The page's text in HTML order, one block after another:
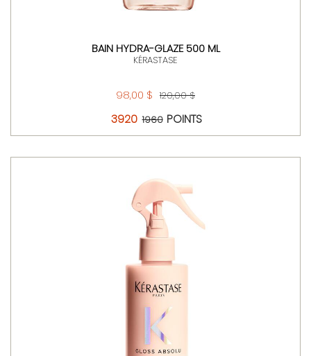
BAIN HYDRA-GLAZE 500 ML
KÉRASTASE
98,00 $ 120,00 $
3920 1960POINTS